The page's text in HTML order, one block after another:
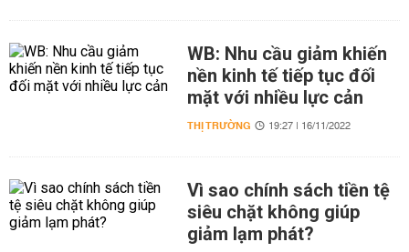
WB: Nhu cầu giảm khiến
nền kinh tế tiếp tục đối
mặt với nhiều lực cản
THỊ TRƯỜNG 19:27 | 16/11/2022
Vì sao chính sách tiền tệ
siêu chặt không giúp
giảm lạm phát?